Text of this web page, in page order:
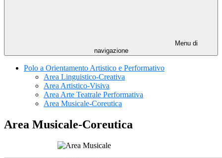
Menu di
navigazione
Polo a Orientamento Artistico e Performativo
Area Linguistico-Creativa
Area Artistico-Visiva
Area Arte Teatrale Performativa
Area Musicale-Coreutica
Area Musicale-Coreutica